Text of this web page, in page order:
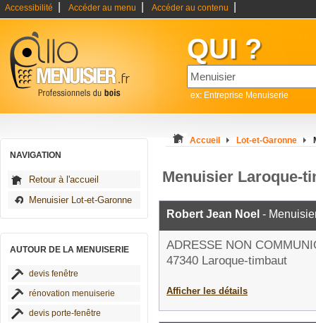
Accessibilité Accéder au menu Accéder au contenu
QUI ?
ex: Entreprise Menuiserie
NAVIGATION
Retour à l'accueil
Menuisier Lot-et-Garonne
AUTOUR DE LA MENUISERIE
devis fenêtre
rénovation menuiserie
devis porte-fenêtre
Accueil Lot-et-Garonne
Menuisier Laroque-
Robert Jean Noel -
ADRESSE NON
47340 Laroque-timbaut
Afficher les détails